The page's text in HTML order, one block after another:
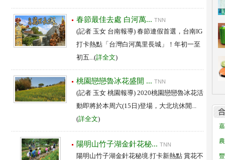
春節最佳去處 白河萬... TNN
(記者 玉女 台南報導) 春節連假首選，台南IG
打卡熱點「台灣白河萬里長城」！年初一至
初五...(詳全文)
桃園戀戀魯冰花盛開 ... TNN
(記者 玉女 桃園報導) 2020桃園戀戀魯冰花活
動即將於本周六(15日)登場，大北坑休閒...
(詳全文)
陽明山竹子湖金針花秘... TNN
陽明山竹子湖金針花秘境.打卡新熱點 賞花不